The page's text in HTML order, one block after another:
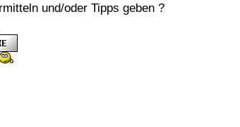
und/oder Tipps geben ?